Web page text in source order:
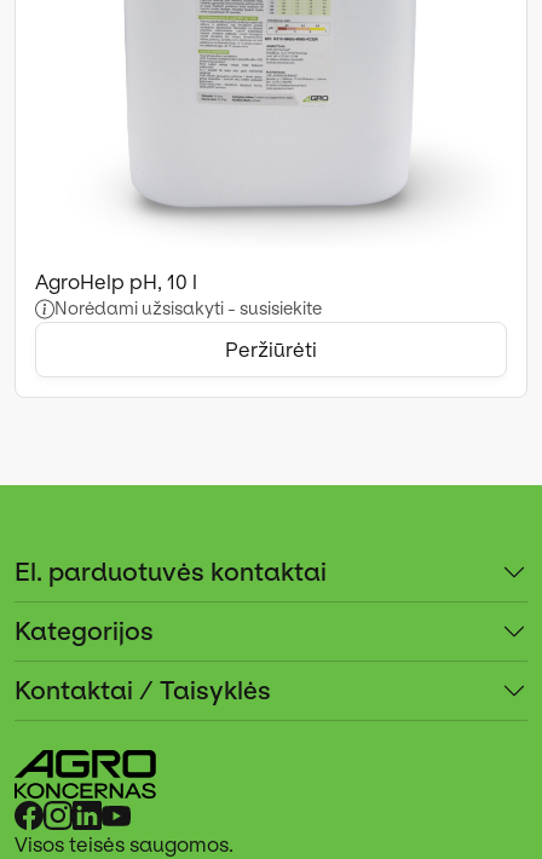
AgroHelp pH, 10 l
Norėdami užsisakyti - susisiekite
Peržiūrėti
El. parduotuvės kontaktai
Kategorijos
Kontaktai / Taisyklės
Visos teisės saugomos.